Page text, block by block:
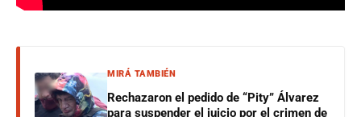
MIRÁ TAMBIÉN
Rechazaron el pedido de “Pity” Álvarez
para suspender el juicio por el crimen de